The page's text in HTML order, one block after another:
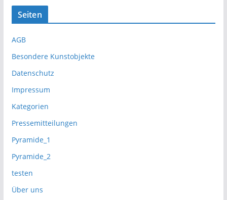
Seiten
AGB
Besondere Kunstobjekte
Datenschutz
Impressum
Kategorien
Pressemitteilungen
Pyramide_1
Pyramide_2
testen
Über uns